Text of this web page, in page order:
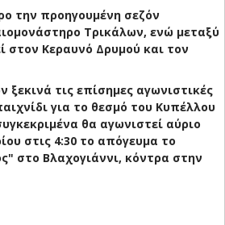
την προηγουμένη σεζόν
Τρικάλων, ενώ μεταξύ
στον Κεραυνό Δρυμού και τον
τις επίσημες αγωνιστικές
για το θεσμό του Κυπέλλου
θα αγωνιστεί αύριο
στις 4:30 το απόγευμα το
στο Βλαχογιάννι, κόντρα στην